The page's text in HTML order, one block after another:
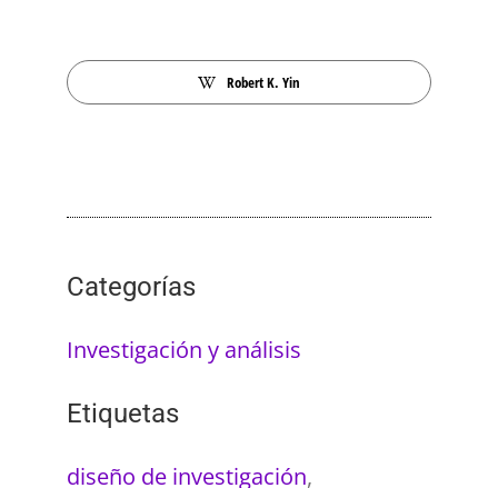
Robert K. Yin
Categorías
Investigación y análisis
Etiquetas
diseño de investigación,